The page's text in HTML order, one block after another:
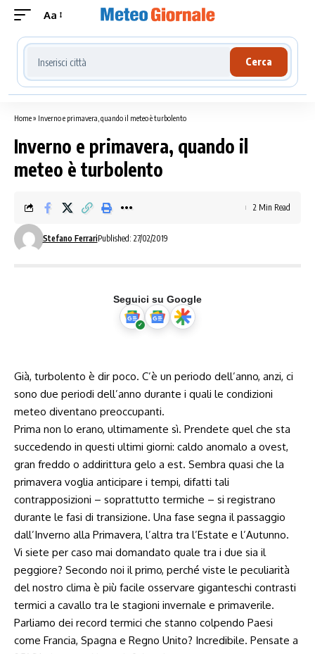
Aa
Cerca località meteo
Cerca
Home» Inverno e primavera, quando il meteo è turbolento
Inverno e primavera, quando il
meteo è turbolento
Stefano FerrariPublished: 27/02/2019
2 Min Read
Seguici su Google
Già, turbolento è dir poco. C’è un periodo dell’anno, anzi, ci
sono due periodi dell’anno durante i quali le condizioni
meteo diventano preoccupanti.
Prima non lo erano, ultimamente sì. Prendete quel che sta
succedendo in questi ultimi giorni: caldo anomalo a ovest,
gran freddo o addirittura gelo a est. Sembra quasi che la
primavera voglia anticipare i tempi, difatti tali
contrapposizioni – soprattutto termiche – si registrano
durante le fasi di transizione. Una fase segna il passaggio
dall’Inverno alla Primavera, l’altra tra l’Estate e l’Autunno.
Vi siete per caso mai domandato quale tra i due sia il
peggiore? Secondo noi il primo, perché viste le peculiarità
del nostro clima è più facile osservare giganteschi contrasti
termici a cavallo tra le stagioni invernale e primaverile.
Parliamo dei record termici che stanno colpendo Paesi
come Francia, Spagna e Regno Unito? Incredibile. Pensate a